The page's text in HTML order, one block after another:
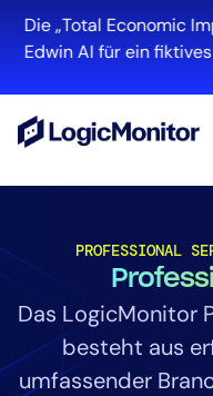
Die „Total Economic
Edwin AI für ein fiktives
PROFESSIONAL
Das LogicMonitor
besteht aus
umfassender
Plattform
Infrastruktur
Cloud und
Log-
Edwin AI